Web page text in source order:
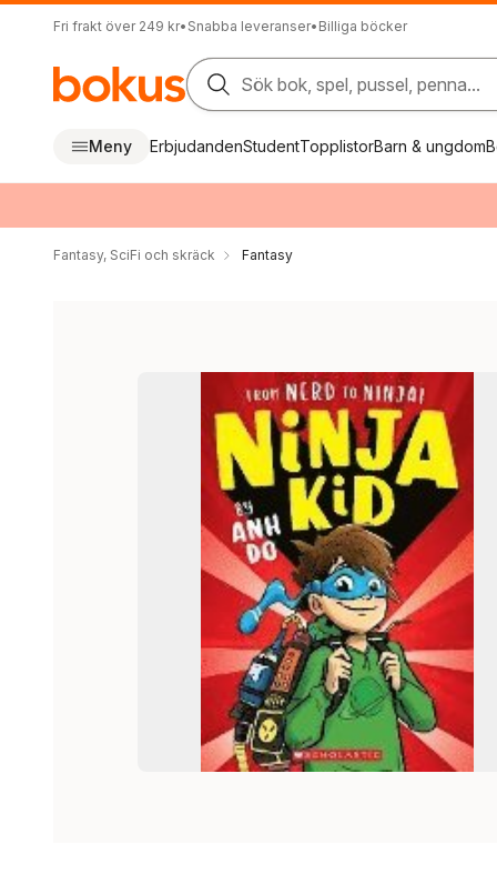
Fri frakt över 249 kr• Snabba leveranser• Billiga böcker
Sök bok, spel, pussel, penna...
Meny ErbjudandenStudentTopplistorBarn & ungdom
Fantasy, SciFi och skräck Fantasy